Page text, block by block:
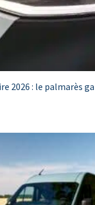
2026 : le palmarès